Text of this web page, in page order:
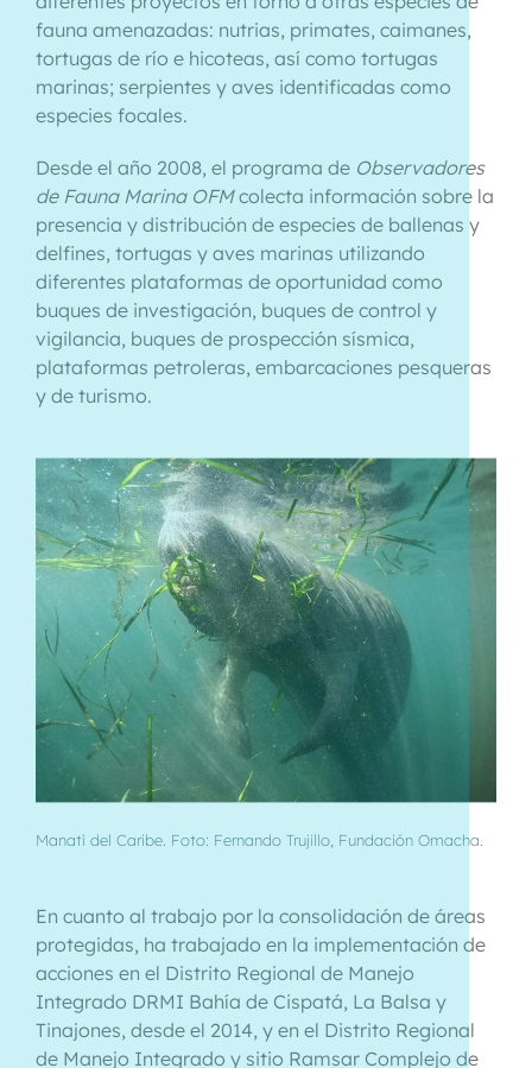
fauna amenazadas: nutrias, primates, caimanes,
tortugas de río e hicoteas, así como tortugas
marinas; serpientes y aves identificadas como
especies focales.
Desde el año 2008, el programa de Observadores
de Fauna Marina OFMcolecta información sobre la
presencia y distribución de especies de ballenas y
delfines, tortugas y aves marinas utilizando
diferentes plataformas de oportunidad como
buques de investigación, buques de control y
vigilancia, buques de prospección sísmica,
plataformas petroleras, embarcaciones pesqueras
y de turismo.
Manatí del Caribe. Foto: Fernando Trujillo, Fundación Omacha.
En cuanto al trabajo por la consolidación de áreas
protegidas, ha trabajado en la implementación de
acciones en el Distrito Regional de Manejo
Integrado DRMI Bahía de Cispatá, La Balsa y
Tinajones, desde el 2014, y en el Distrito Regional
de Manejo Integrado y sitio Ramsar Complejo de